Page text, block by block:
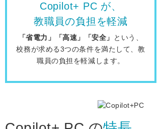
Copilot+ PC が、
教職員の負担を軽減
「省電力」「高速」「安全」
という、
校務が求める3つの条件を満たして、教
職員の負担を軽減します。